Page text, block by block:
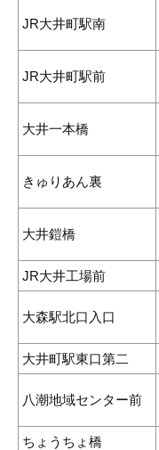
JR大井町駅南
JR大井町駅前
大井一本橋
きゅりあん裏
大井鎧橋
JR大井工場前
大森駅北口入口
大井町駅東口第二
八潮地域センター前
ちょうちょ橋